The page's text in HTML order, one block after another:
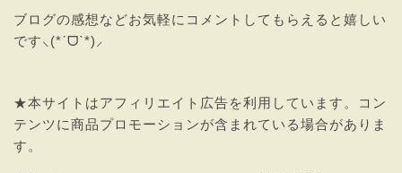
ブログの感想などお気軽にコメントしてもらえると嬉しい
です⸜(*ˊᗜˋ*)⸝
★本サイトはアフィリエイト広告を利用しています。コン
テンツに商品プロモーションが含まれている場合がありま
す。